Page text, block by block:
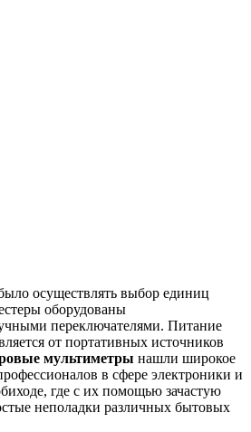
осуществлять выбор единиц
оборудованы
переключателями. Питание
от портативных источников
мультиметры нашли широкое
в сфере электроники и
где с их помощью зачастую
неполадки различных бытовых